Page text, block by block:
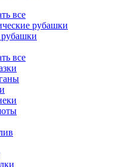
все
рубашки
рубашки
все